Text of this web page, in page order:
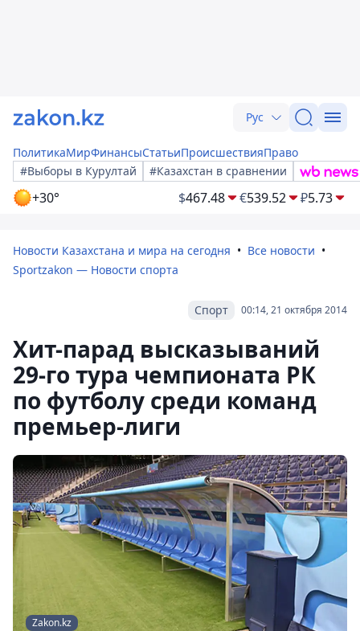
Рус
ПолитикаМирФинансыСтатьиПроисшествияПраво
#Выборы в Курултай
#Казахстан в сравнении
+30° $467.48 €539.52 ₽5.73
Новости Казахстана и мира на сегодня
Все новости
Sportzakon — Новости спорта
00:14, 21 октября 2014
Спорт
Хит-парад высказываний
29-го тура чемпионата РК
по футболу среди команд
премьер-лиги
Zakon.kz